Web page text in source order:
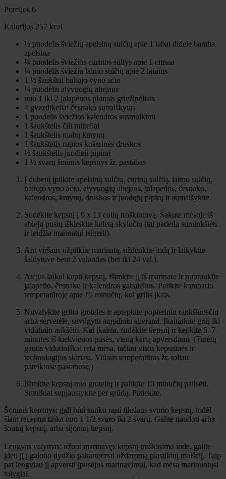
Porcijos 6
Kalorijos 257 kcal
½ puodelis šviežių apelsinų sulčių apie 1 labai didele bamba
apelsina
¼ puodelis šviežios citrinos sultys apie 1 citrina
¼ puodelis šviežių laimo sulčių apie 2 laimus
1 ½ šaukštai baltojo vyno acto
¼ puodelis alyvuogių aliejaus
nuo 1 iki 2 jalapenos plonais griežinėliais
4 gvazdikėliai česnako sutraiškytas
1 puodelis šviežios kalendros susmulkinti
1 šaukštelis čili milteliai
1 šaukštelis maltų kmynų
1 šaukštelis rupios košerinės druskos
½ šaukštelis juodieji pipirai
1 ½ svarų šoninis kepsnys žr. pastabas
Į dubenį įpilkite apelsinų sulčių, citrinų sulčių, laimo sulčių,
baltojo vyno acto, alyvuogių aliejaus, jalapeños, česnako,
kalendros, kmynų, druskos ir juodųjų pipirų ir sumaišykite.
Sudėkite kepsnį į 9 x 13 colių troškintuvą. Šakute mėsoje iš
abiejų pusių iškirskite keletą skylučių (tai padeda suminkštėti
ir leidžia marinatui įsigerti).
Ant viršaus užpilkite marinatą, uždenkite indą ir laikykite
šaldytuve bent 2 valandas (bet iki 24 val.).
Atėjus laikui kepti kepsnį, išimkite jį iš marinato ir nubraukite
jalapeño, česnako ir kalendros gabalėlius. Palikite kambario
temperatūroje apie 15 minučių, kol grilis įkais.
Nuvalykite grilio groteles ir aptepkite popieriniu rankšluosčiu
arba servetėle, suvilgytu augaliniu aliejumi. Įkaitinkite grilį iki
vidutinio aukščio. Kai įkaista, sudėkite kepsnį ir kepkite 5–7
minutes iš kiekvienos pusės, vieną kartą apversdami. (Turėtų
gautis vidutiniškai reta mėsa, tačiau visos kepsninės ir
technologijos skiriasi. Vidaus temperatūras žr. toliau
pateiktose pastabose.)
Išimkite kepsnį nuo grotelių ir palikite 10 minučių pailsėti.
Smulkiai supjaustykite per grūdą. Patiekite.
Šoninis kepsnys: gali būti sunku rasti tikslaus svorio kepsnį, todėl
šiam receptui tinka nuo 1 1/2 svaro iki 2 svarų. Galite naudoti arba
šoninį kepsnį, arba sijoninį kepsnį.
Lengvas valymas: užuot marinavęs kepsnį troškinimo inde, galite
įdėti jį į galono dydžio pakartotinai uždaromą plastikinį maišelį. Taip
pat lengviau jį apversti įpusėjus marinavimui, kad mėsa marinuotųsi
tolygiai.